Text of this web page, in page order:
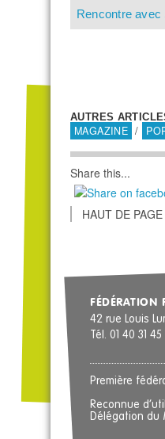
Rencontre avec
AUTRES
MAGAZINE /
Share this...
HAUT DE PAGE
FÉDÉRATION
42 rue Louis
Tél. 01 40 31 45
Première
Reconnue
Délégation du